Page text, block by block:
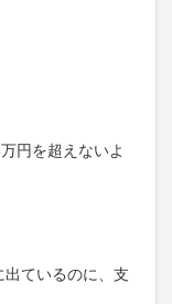
円を超えないよ
ているのに、支